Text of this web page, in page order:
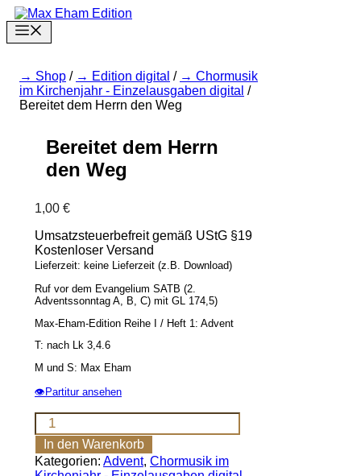
Zum
Inhalt
springen
Shop / Edition digital /
Chormusik
im Kirchenjahr - Einzelausgaben digital /
Bereitet dem Herrn den Weg
Bereitet dem Herrn
den Weg
1,00 €
Umsatzsteuerbefreit gemäß UStG §19
Kostenloser Versand
Lieferzeit: keine Lieferzeit (z.B. Download)
Ruf vor dem Evangelium SATB (2.
Adventssonntag A, B, C) mit GL 174,5)
Max-Eham-Edition Reihe I / Heft 1: Advent
T: nach Lk 3,4.6
M und S: Max Eham
👁Partitur ansehen
Bereitet
dem
Herrn
den
In den Warenkorb
Kategorien: Advent, Chormusik im